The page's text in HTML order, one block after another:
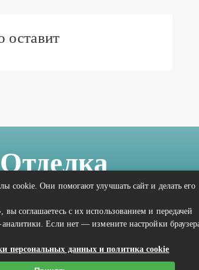
оставит
редакцией сайта: vilic.ru@mailwebsite.ru
cookie. Они помогают улучшать сайт и делать его
соглашаетесь с их использованием и передачей
Если нет — измените настройки
персональных данных и политика cookie